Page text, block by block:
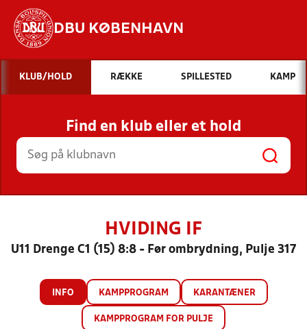
DBU KØBENHAVN
Hvad vil du søge efter?
INDHOLD OG NYHEDER
STILLINGER, RESULTATER, KLUBBER OG
HOLD
KLUB/HOLD RÆKKE SPILLESTED KAMP
Find en klub eller et hold
HVIDING IF
U11 Drenge C1 (15) 8:8 - Før ombrydning, Pulje 317
INFO KAMPPROGRAM KARANTÆNER
KAMPPROGRAM FOR PULJE